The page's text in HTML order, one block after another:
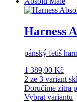
Harness
pánský fetiš
1 389,00 Kč
2 ze 3 variant
Doručíme zítra
Vybrat variantu